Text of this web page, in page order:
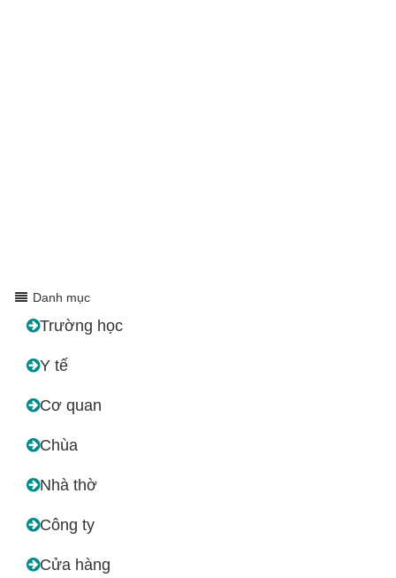
Danh mục
Trường học
Y tế
Cơ quan
Chùa
Nhà thờ
Công ty
Cửa hàng